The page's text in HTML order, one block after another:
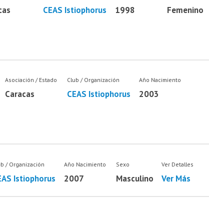
CEAS Istiophorus 1998 Femenino
Asociación / Estado
Caracas
Club / Organización
CEAS Istiophorus
Año Nacimiento
2003
/ Organización
Istiophorus
Año Nacimiento
2007
Sexo
Masculino
Ver Detalles
Ver Más